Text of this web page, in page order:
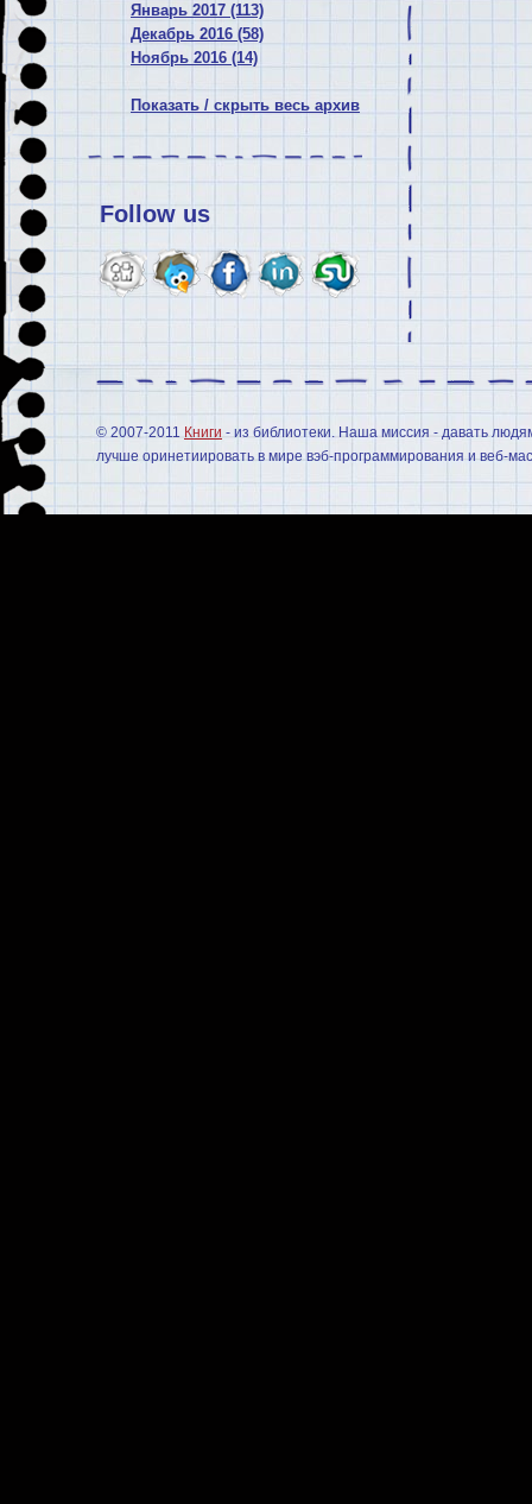
Январь 2017 (113)
Декабрь 2016 (58)
Ноябрь 2016 (14)
Показать / скрыть весь архив
Follow us
© 2007-2011 Книги - из библиотеки. Наша миссия - давать
лучше оринетиировать в мире вэб-программирования и веб-